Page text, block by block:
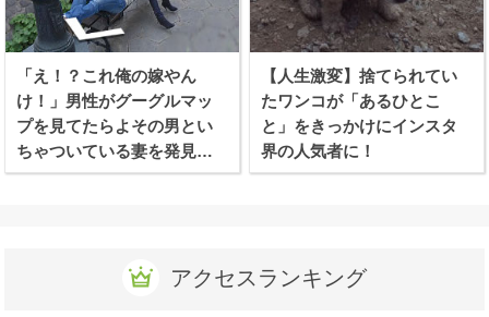
「え！？これ俺の嫁やん
け！」男性がグーグルマッ
プを見てたらよその男とい
ちゃついている妻を発見し
てしまう！！
【人生激変】捨てられてい
たワンコが「あるひとこ
と」をきっかけにインスタ
界の人気者に！
アクセスランキング